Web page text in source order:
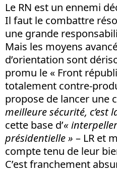
Le RN est un ennemi
Il faut le combattre
une grande
Mais les moyens
d’orientation sont
promu le « Front
totalement contre-
propose de lancer une
meilleure sécurité, c’est
cette base d’«
présidentielle » – LR et
compte tenu de leur
C’est franchement